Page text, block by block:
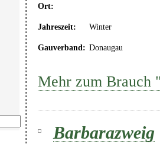
Ort:
Jahreszeit: Winter
Gauverband: Donaugau
Mehr zum Brauch
Barbarazweig